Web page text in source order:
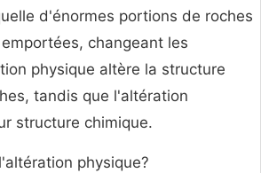
d'énormes portions de roches
changeant les
physique altère la structure
tandis que l'altération
structure chimique.
physique?